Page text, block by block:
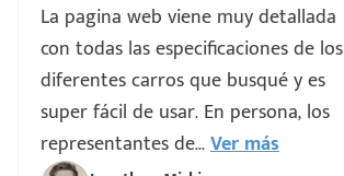
La pagina web viene muy detallada
con todas las especificaciones de los
diferentes carros que busqué y es
super fácil de usar. En persona, los
representantes de...Ver más